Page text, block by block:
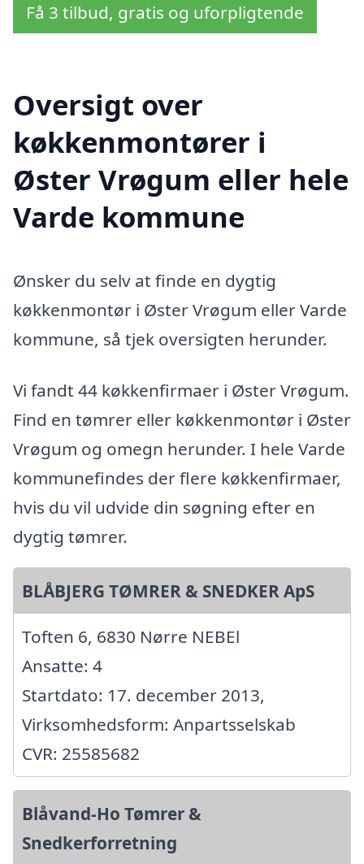
Få 3 tilbud, gratis og uforpligtende
Oversigt over
køkkenmontører i
Øster Vrøgum eller hele
Varde kommune
Ønsker du selv at finde en dygtig
køkkenmontør i Øster Vrøgum eller Varde
kommune, så tjek oversigten herunder.
Vi fandt 44 køkkenfirmaer i Øster Vrøgum.
Find en tømrer eller køkkenmontør i Øster
Vrøgum og omegn herunder. I hele Varde
kommunefindes der flere køkkenfirmaer,
hvis du vil udvide din søgning efter en
dygtig tømrer.
BLÅBJERG TØMRER & SNEDKER ApS
Toften 6, 6830 Nørre NEBEl
Ansatte: 4
Startdato: 17. december 2013,
Virksomhedsform: Anpartsselskab
CVR: 25585682
Blåvand-Ho Tømrer &
Snedkerforretning